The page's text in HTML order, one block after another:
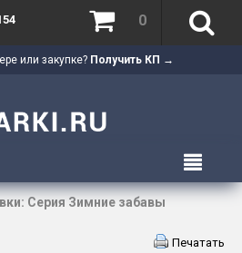
или закупке? Получить КП →
0
Серия Зимние забавы
Печатать